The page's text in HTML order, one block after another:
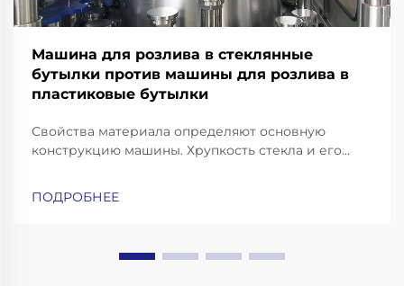
Машина для розлива в стеклянные
бутылки против машины для розлива в
пластиковые бутылки
Свойства материала определяют основную
конструкцию машины. Хрупкость стекла и его
амортизацией ударных нагрузок и высокоточные
ПОДРОБНЕЕ